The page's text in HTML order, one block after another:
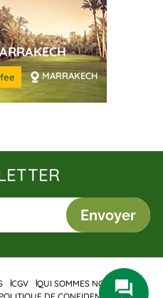
MARRAKECH
Envoyer
CGV
QUI SOMMES NOUS ?